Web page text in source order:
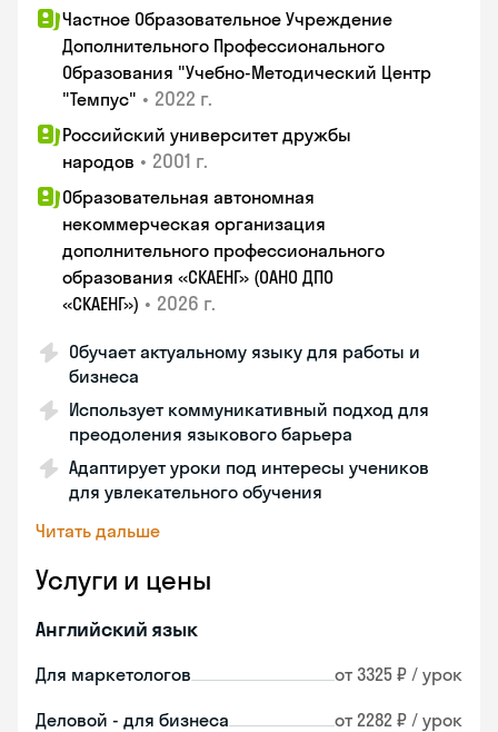
Частное Образовательное Учреждение
Дополнительного Профессионального
Образования "Учебно-Методический Центр
"Темпус" • 2022 г.
Российский университет дружбы
народов • 2001 г.
Образовательная автономная
некоммерческая организация
дополнительного профессионального
образования «СКАЕНГ» (ОАНО ДПО
«СКАЕНГ») • 2026 г.
Обучает актуальному языку для работы и
бизнеса
Использует коммуникативный подход для
преодоления языкового барьера
Адаптирует уроки под интересы учеников
для увлекательного обучения
Читать дальше
Услуги и цены
Английский язык
Для маркетологов от 3325 ₽ / урок
Деловой - для бизнеса от 2282 ₽ / урок